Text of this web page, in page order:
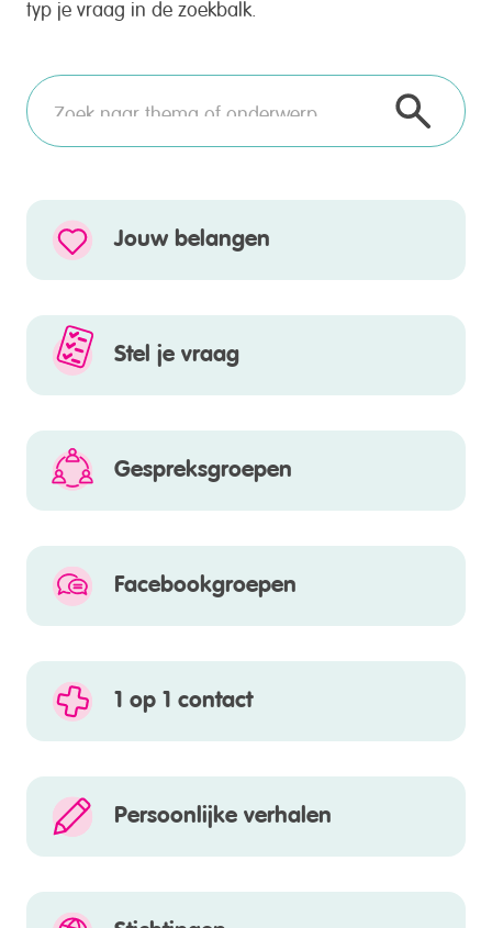
typ je vraag in de zoekbalk.
Zoek naar thema of onderwerp
Jouw belangen
Stel je vraag
Gespreksgroepen
Facebookgroepen
1 op 1 contact
Persoonlijke verhalen